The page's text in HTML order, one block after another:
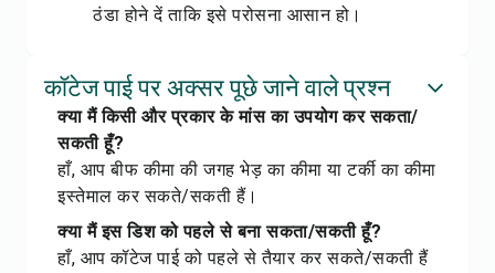
ठंडा होने दें ताकि इसे परोसना आसान हो।
कॉटेज पाई पर अक्सर पूछे जाने वाले प्रश्न
क्या मैं किसी और प्रकार के मांस का उपयोग कर सकता/
सकती हूँ?
हाँ, आप बीफ कीमा की जगह भेड़ का कीमा या टर्की का कीमा
इस्तेमाल कर सकते/सकती हैं।
क्या मैं इस डिश को पहले से बना सकता/सकती हूँ?
हाँ, आप कॉटेज पाई को पहले से तैयार कर सकते/सकती हैं